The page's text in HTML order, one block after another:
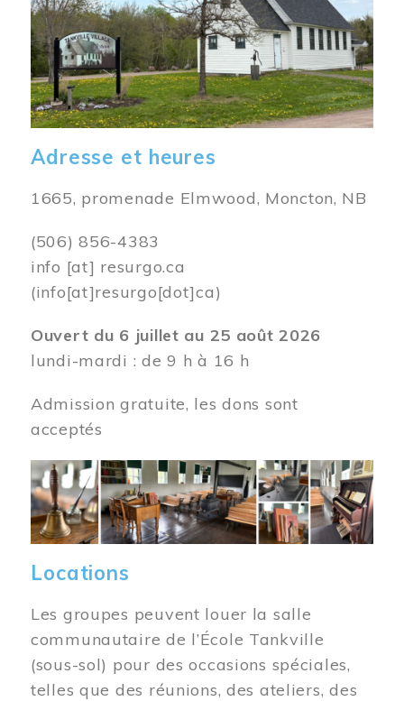
Adresse et heures
1665, promenade Elmwood, Moncton, NB
(506) 856-4383
info [at] resurgo.ca
(info[at]resurgo[dot]ca)
Ouvert du 6 juillet au 25 août 2026
lundi-mardi : de 9 h à 16 h
Admission gratuite, les dons sont
acceptés
Image
Locations
Les groupes peuvent louer la salle
communautaire de l’École Tankville
(sous-sol) pour des occasions spéciales,
telles que des réunions, des ateliers, des